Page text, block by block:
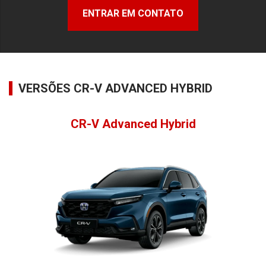
ENTRAR EM CONTATO
VERSÕES CR-V ADVANCED HYBRID
CR-V Advanced Hybrid